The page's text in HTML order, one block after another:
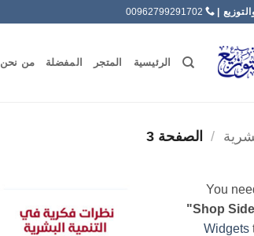
|
الرئيسية المتجر المفضلة من نحن
/ الصفحة 3
You
"Shop
Widgets